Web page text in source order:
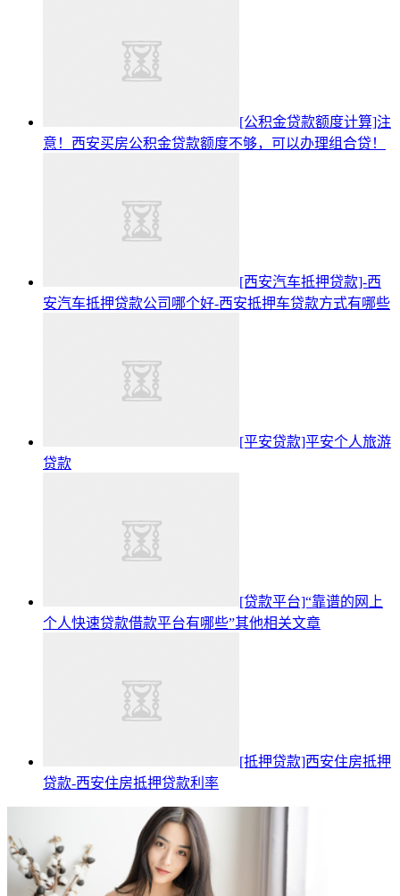
[公积金贷款额度计算]注
意！西安买房公积金贷款额度不够，可以办理组合贷！
[西安汽车抵押贷款]-西
安汽车抵押贷款公司哪个好-西安抵押车贷款方式有哪些
[平安贷款]平安个人旅游
贷款
[贷款平台]“靠谱的网上
个人快速贷款借款平台有哪些”其他相关文章
[抵押贷款]西安住房抵押
贷款-西安住房抵押贷款利率